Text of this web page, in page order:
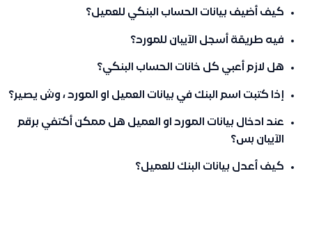
كيف أضيف بيانات الحساب البنكي للعميل؟
فيه طريقة أسجل الآيبان للمورد؟
هل لازم أعبي كل خانات الحساب البنكي؟
إذا كتبت اسم البنك في بيانات العميل او المورد ، وش يصير؟
عند ادخال بيانات المورد او العميل هل ممكن أكتفي برقم
الآيبان بس؟
كيف أعدل بيانات البنك للعميل؟